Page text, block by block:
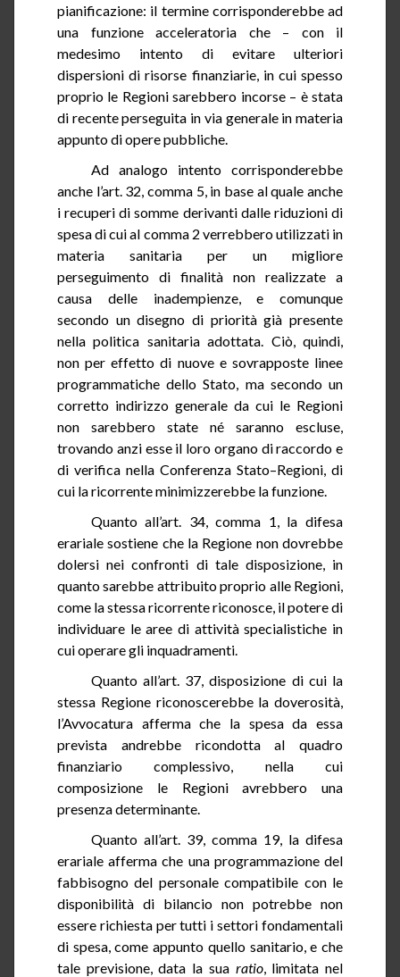
pianificazione: il termine corrisponderebbe ad
una funzione acceleratoria che – con il
medesimo intento di evitare ulteriori
dispersioni di risorse finanziarie, in cui spesso
proprio le Regioni sarebbero incorse – è stata
di recente perseguita in via generale in materia
appunto di opere pubbliche.
Ad analogo intento corrisponderebbe
anche l’art. 32 , comma 5, in base al quale anche
i recuperi di somme derivanti dalle riduzioni di
spesa di cui al comma 2 verrebbero utilizzati in
materia sanitaria per un migliore
perseguimento di finalità non realizzate a
causa delle inadempienze, e comunque
secondo un disegno di priorità già presente
nella politica sanitaria adottata. Ciò, quindi,
non per effetto di nuove e sovrapposte linee
programmatiche dello Stato, ma secondo un
corretto indirizzo generale da cui le Regioni
non sarebbero state né saranno escluse,
trovando anzi esse il loro organo di raccordo e
di verifica nella Conferenza Stato–Regioni , di
cui la ricorrente minimizzerebbe la funzione.
Quanto all’art. 34, comma 1, la difesa
erariale sostiene che la Regione non dovrebbe
dolersi nei confronti di tale disposizione, in
quanto sarebbe attribuito proprio alle Regioni,
come la stessa ricorrente riconosce, il potere di
individuare le aree di attività specialistiche in
cui operare gli inquadramenti.
Quanto all’art. 37 , disposizione di cui la
stessa Regione riconoscerebbe la doverosità,
l’Avvocatura afferma che la spesa da essa
prevista andrebbe ricondotta al quadro
finanziario complessivo, nella cui
composizione le Regioni avrebbero una
presenza determinante.
Quanto all’art. 39, comma 19, la difesa
erariale afferma che una programmazione del
fabbisogno del personale compatibile con le
disponibilità di bilancio non potrebbe non
essere richiesta per tutti i settori fondamentali
di spesa, come appunto quello sanitario, e che
tale previsione, data la sua ratio, limitata nel